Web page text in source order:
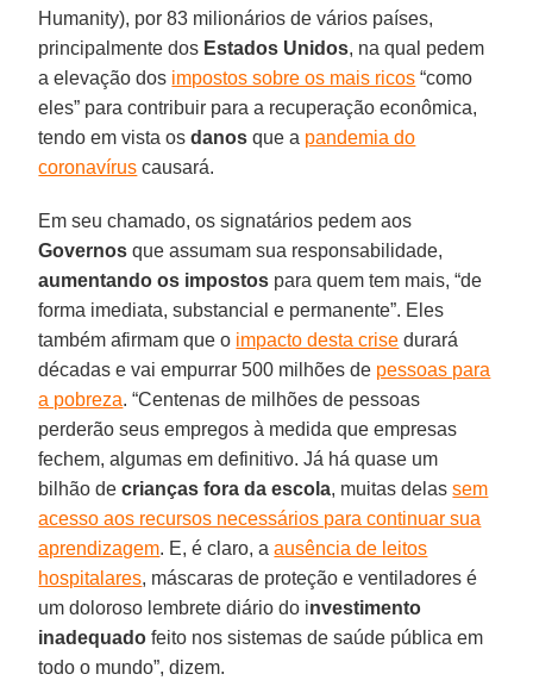
Humanity), por 83 milionários de vários países,
principalmente dos Estados Unidos, na qual pedem
a elevação dos impostos sobre os mais ricos “como
eles” para contribuir para a recuperação econômica,
tendo em vista osdanos que a pandemia do
coronavírus causará.
Em seu chamado, os signatários pedem aos
Governos que assumam sua responsabilidade,
aumentando os impostos para quem tem mais, “de
forma imediata, substancial e permanente”. Eles
também afirmam que o impacto desta crise durará
décadas e vai empurrar 500 milhões de pessoas para
a pobreza. “Centenas de milhões de pessoas
perderão seus empregos à medida que empresas
fechem, algumas em definitivo. Já há quase um
bilhão de crianças fora da escola, muitas delassem
acesso aos recursos necessários para continuar sua
aprendizagem. E, é claro, aausência de leitos
hospitalares, máscaras de proteção e ventiladores é
um doloroso lembrete diário do investimento
inadequado feito nos sistemas de saúde pública em
todo o mundo”, dizem.